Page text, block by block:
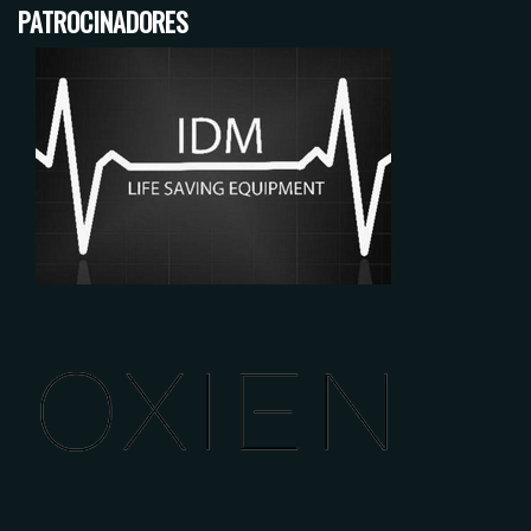
PATROCINADORES